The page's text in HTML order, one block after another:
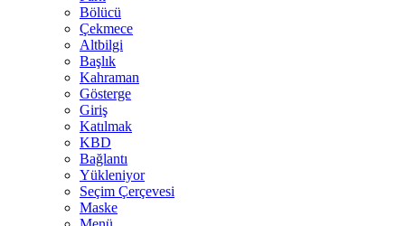
Bölücü
Çekmece
Altbilgi
Başlık
Kahraman
Gösterge
Giriş
Katılmak
KBD
Bağlantı
Yükleniyor
Seçim Çerçevesi
Maske